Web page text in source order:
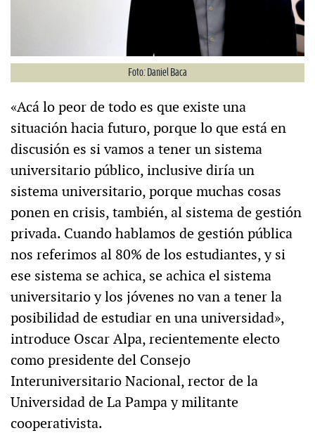
Foto: Daniel Baca
«Acá lo peor de todo es que existe una
situación hacia futuro, porque lo que está en
discusión es si vamos a tener un sistema
universitario público, inclusive diría un
sistema universitario, porque muchas cosas
ponen en crisis, también, al sistema de gestión
privada. Cuando hablamos de gestión pública
nos referimos al 80% de los estudiantes, y si
ese sistema se achica, se achica el sistema
universitario y los jóvenes no van a tener la
posibilidad de estudiar en una universidad»,
introduce Oscar Alpa, recientemente electo
como presidente del Consejo
Interuniversitario Nacional, rector de la
Universidad de La Pampa y militante
cooperativista.